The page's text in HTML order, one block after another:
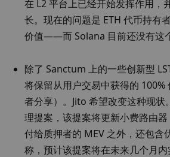
在 L2 平台上已经开始发挥作用，
长。现在的问题是 ETH 代币持有
价值——而 Solana 目前还没有这
除了 Sanctum 上的一些创新型
将保留从用户交易中获得的 100%
者分享）。Jito 希望改变这种现状
理提案，该提案将更新小费路由
付给质押者的 MEV 之外，还包含
称，预计该提案将在未来几个月内